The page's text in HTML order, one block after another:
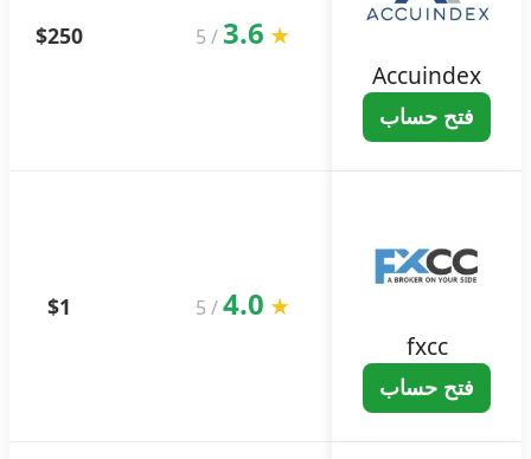
Accuindex
فتح حساب
★
3.6
/
5
$250
fxcc
فتح حساب
★
4.0
/
5
$1